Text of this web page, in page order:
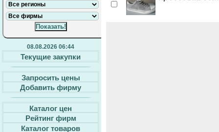
08.08.2026 06:44
Текущие закупки
Запросить цены
Добавить фирму
Каталог цен
Рейтинг фирм
Каталог товаров